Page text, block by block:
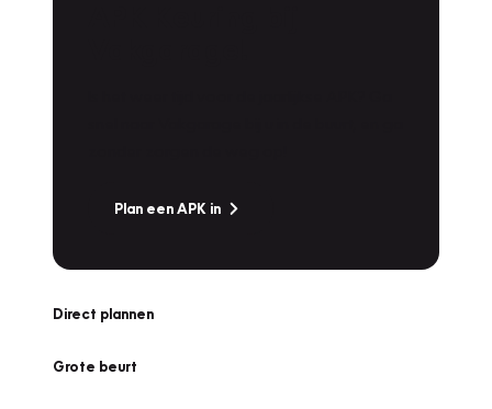
Plan een APK in
Direct plannen
Grote beurt